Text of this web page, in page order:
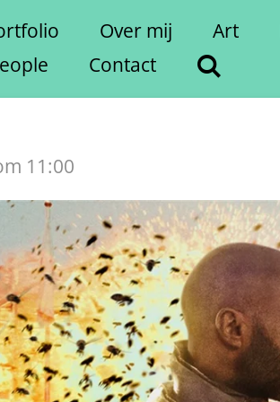
Over mij Art
Contact
11:00